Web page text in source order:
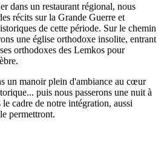
dans un restaurant régional, nous
récits sur la Grande Guerre et
de cette période. Sur le chemin
une église orthodoxe insolite, entrant
orthodoxes des Lemkos pour
un manoir plein d'ambiance au cœur
puis nous passerons une nuit à
cadre de notre intégration, aussi
permettront.